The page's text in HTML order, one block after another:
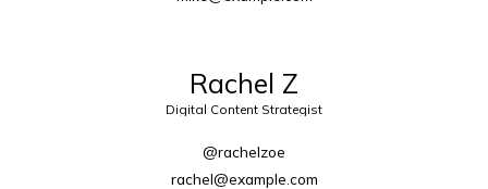
Rachel Z
Digital Content Strategist
@rachelzoe
rachel@example.com